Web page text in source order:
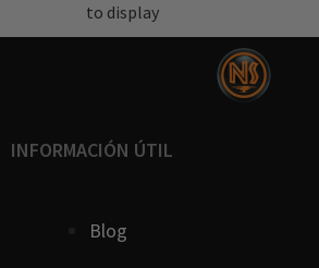
to display
INFORMACIÓN ÚTIL
Blog